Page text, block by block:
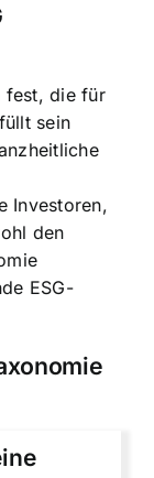
fest, die für
sein
Investoren,
den
ESG-